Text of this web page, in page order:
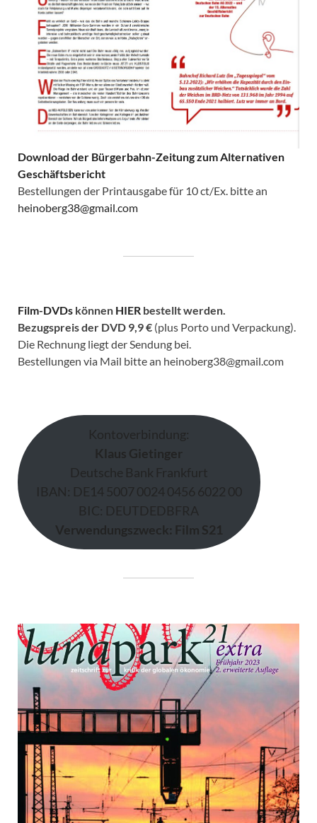
Download der Bürgerbahn-Zeitung zum Alternativen
Geschäftsbericht
Bestellungen der Printausgabe für 10 ct/Ex. bitte an
heinoberg38@gmail.com
Film-DVDs können HIER bestellt werden.
Bezugspreis der DVD 9,9 € (plus Porto und Verpackung).
Die Rechnung liegt der Sendung bei.
Bestellungen via Mail bitte an heinoberg38@gmail.com
Kontoverbindung:
Klaus Gietinger
Deutsche Bank Frankfurt
IBAN: DE14 5007 0024 0456 6022 00
BIC: DEUTDEDBFRA
Verwendungszweck: Film S21